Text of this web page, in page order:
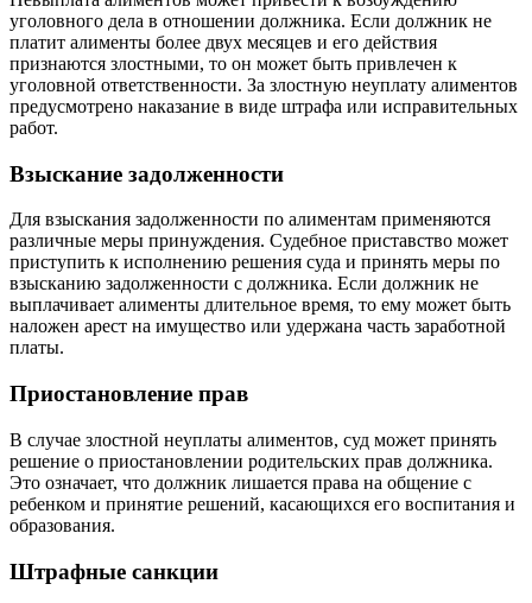
уголовного дела в отношении должника. Если должник не
платит алименты более двух месяцев и его действия
признаются злостными, то он может быть привлечен к
уголовной ответственности. За злостную неуплату алиментов
предусмотрено наказание в виде штрафа или исправительных
работ.
Взыскание задолженности
Для взыскания задолженности по алиментам применяются
различные меры принуждения. Судебное приставство может
приступить к исполнению решения суда и принять меры по
взысканию задолженности с должника. Если должник не
выплачивает алименты длительное время, то ему может быть
наложен арест на имущество или удержана часть заработной
платы.
Приостановление прав
В случае злостной неуплаты алиментов, суд может принять
решение о приостановлении родительских прав должника.
Это означает, что должник лишается права на общение с
ребенком и принятие решений, касающихся его воспитания и
образования.
Штрафные санкции